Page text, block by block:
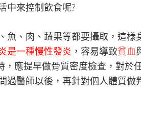
中來控制飲食呢?
魚、肉、蔬果等都要攝取，這樣
是一種慢性發炎 ，容易導致貧血
應提早做骨質密度檢查，對於
過醫師以後，再針對個人體質做